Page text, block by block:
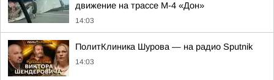
движение на трассе М-4 «Дон»
14:03
ПолитКлиника Шурова — на радио Sputnik
14:03